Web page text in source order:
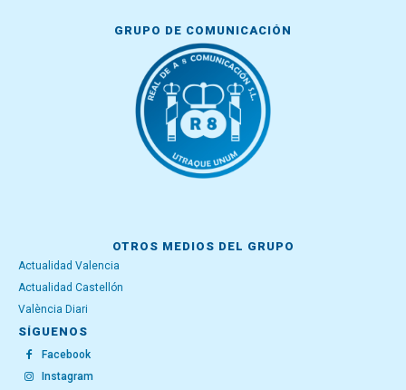
GRUPO DE COMUNICACIÓN
OTROS MEDIOS DEL GRUPO
Actualidad Valencia
Actualidad Castellón
València Diari
SÍGUENOS
Facebook
Instagram